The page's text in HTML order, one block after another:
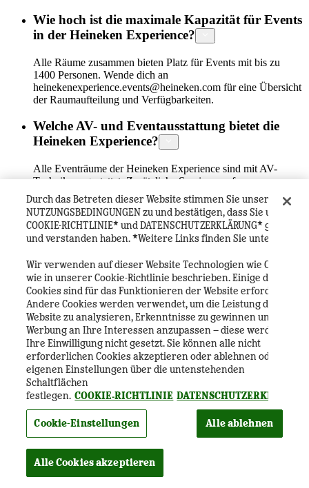
Wie hoch ist die maximale Kapazität für Events
in der Heineken Experience?
Alle Räume zusammen bieten Platz für Events mit bis zu
1400 Personen. Wende dich an
heinekenexperience.events@heineken.com für eine Übersicht
der Raumaufteilung und Verfügbarkeiten.
Welche AV- und Eventausstattung bietet die
Heineken Experience?
Alle Eventräume der Heineken Experience sind mit AV-
Technik ausgestattet. Zusätzliche Services umfassen
kostenloses WLAN, Heineken Ambassadors vor Ort, Kaffee
und Tee sowie die Unterstützung unseres dedizierten Events-
Teams. Die Location liegt zentral im Amsterdamer
Stadtzentrum. Eine vollständige Übersicht der Services
erhältst du unter heinekenexperience.events@heineken.com.
Wie erreiche ich das Events-Team der Heineken
Experience?
Wie erreiche ich das Events-Team der Heineken Experience?
Barrierefreiheit
Was sollte ich vor meinem Besuch zur
Barrierefreiheit wissen?
Die Heineken Experience ist in einer historischen Brauerei
aus dem 19. Jahrhundert untergebracht, mit Treppen und
teilweise engen Bereichen. Ein Teil des Erlebnisses ist mit
dem Rollstuhl zugänglich. Wir empfehlen dir, im Voraus zu
buchen und deine Anforderungen an die Barrierefreiheit beim
Bezahlvorgang anzugeben. Bei konkreten Fragen wende dich
Durch das Betreten dieser Website stimmen Sie unseren
NUTZUNGSBEDINGUNGEN zu und bestätigen, dass Sie unsere
COOKIE-RICHTLINIE* und DATENSCHUTZERKLÄRUNG* gelesen
und verstanden haben. *Weitere Links finden Sie unten.
Wir verwenden auf dieser Website Technologien wie Cookies,
wie in unserer Cookie-Richtlinie beschrieben. Einige dieser
Cookies sind für das Funktionieren der Website erforderlich.
Andere Cookies werden verwendet, um die Leistung der
Website zu analysieren, Erkenntnisse zu gewinnen und
Werbung an Ihre Interessen anzupassen – diese werden ohne
Ihre Einwilligung nicht gesetzt. Sie können alle nicht
erforderlichen Cookies akzeptieren oder ablehnen oder Ihre
eigenen Einstellungen über die untenstehenden
Schaltflächen
festlegen. COOKIE‑RICHTLINIE DATENSCHUTZERKLÄRUNG
Cookie-Einstellungen Alle ablehnen
Alle Cookies akzeptieren